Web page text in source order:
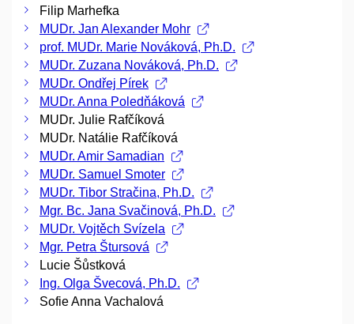
Filip Marhefka
MUDr. Jan Alexander Mohr
prof. MUDr. Marie Nováková, Ph.D.
MUDr. Zuzana Nováková, Ph.D.
MUDr. Ondřej Pírek
MUDr. Anna Poledňáková
MUDr. Julie Rafčíková
MUDr. Natálie Rafčíková
MUDr. Amir Samadian
MUDr. Samuel Smoter
MUDr. Tibor Stračina, Ph.D.
Mgr. Bc. Jana Svačinová, Ph.D.
MUDr. Vojtěch Svízela
Mgr. Petra Štursová
Lucie Šůstková
Ing. Olga Švecová, Ph.D.
Sofie Anna Vachalová